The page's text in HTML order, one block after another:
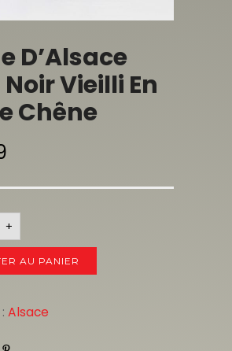
D’Alsace
Vieilli En
Chêne
+
AU PANIER
Alsace